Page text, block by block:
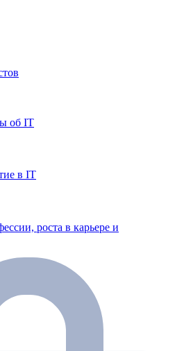
об IT
в IT
роста в карьере и